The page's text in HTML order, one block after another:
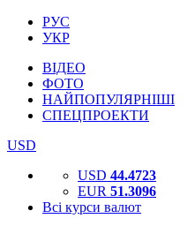
РУС
УКР
ВІДЕО
ФОТО
НАЙПОПУЛЯРНІШІ
СПЕЦПРОЕКТИ
USD
USD 44.4723
EUR 51.3096
Всі курси валют